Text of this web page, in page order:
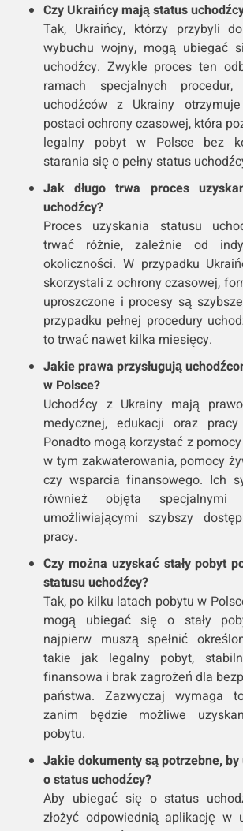
Czy Ukraińcy mają status
Tak, Ukraińcy, którzy przybyli
wybuchu wojny, mogą ubiegać
uchodźcy. Zwykle proces ten
ramach specjalnych
uchodźców z Ukrainy
postaci ochrony czasowej, która
legalny pobyt w Polsce bez
starania się o pełny status
Jak długo trwa proces
uchodźcy?
Proces uzyskania statusu
trwać różnie, zależnie od
okoliczności. W przypadku
skorzystali z ochrony czasowej,
uproszczone i procesy są
przypadku pełnej procedury
to trwać nawet kilka miesięcy.
Jakie prawa przysługują
w Polsce?
Uchodźcy z Ukrainy mają
medycznej, edukacji oraz
Ponadto mogą korzystać z pomocy
w tym zakwaterowania, pomocy
czy wsparcia finansowego. Ich
również objęta specjalnymi
umożliwiającymi szybszy
pracy.
Czy można uzyskać stały pobyt
statusu uchodźcy?
Tak, po kilku latach pobytu w
mogą ubiegać się o stały
najpierw muszą spełnić
takie jak legalny pobyt,
finansowa i brak zagrożeń dla
państwa. Zazwyczaj wymaga
zanim będzie możliwe
pobytu.
Jakie dokumenty są potrzebne,
o status uchodźcy?
Aby ubiegać się o status
złożyć odpowiednią aplikację w